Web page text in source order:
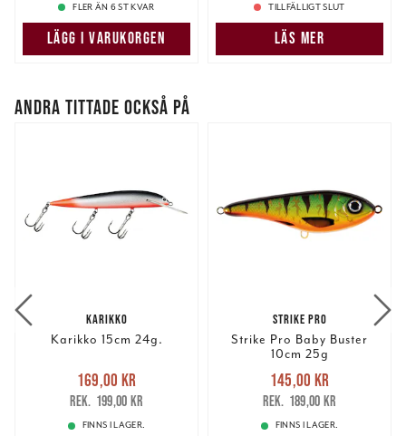
FLER ÄN 6 ST KVAR
LÄGG I VARUKORGEN
TILLFÄLLIGT SLUT
LÄS MER
ANDRA TITTADE OCKSÅ PÅ
KARIKKO
Karikko 15cm 24g.
Nuvarande pris
169,00 krTidigare pris
199,00 kr
169,00 kr
199,00 kr
FINNS I LAGER.
STRIKE PRO
Strike Pro Baby Buster
10cm 25g
Nuvarande pris
145,00 krTidigare pris
189,00 kr
145,00 kr
189,00 kr
FINNS I LAGER.